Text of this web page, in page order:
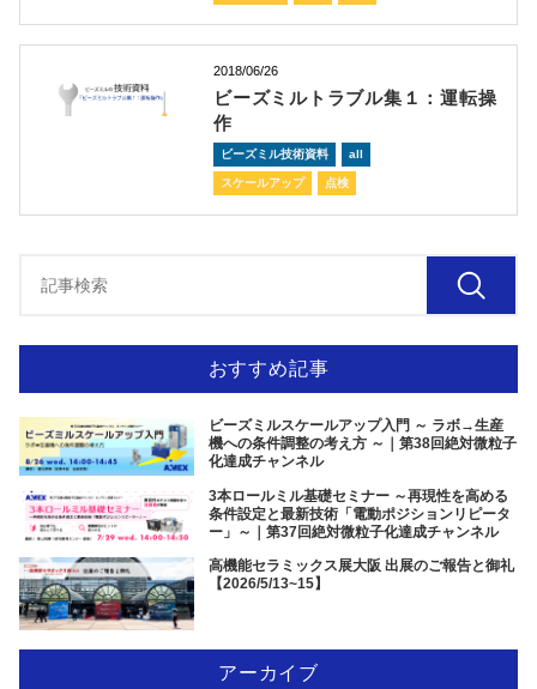
2018/06/26
ビーズミルトラブル集１：運転操
作
ビーズミル技術資料 all
スケールアップ 点検
おすすめ記事
ビーズミルスケールアップ入門 ～ ラボ→生産
機への条件調整の考え方 ～｜第38回絶対微粒子
化達成チャンネル
3本ロールミル基礎セミナー ～再現性を高める
条件設定と最新技術「電動ポジションリピータ
ー」～｜第37回絶対微粒子化達成チャンネル
高機能セラミックス展大阪 出展のご報告と御礼
【2026/5/13~15】
アーカイブ